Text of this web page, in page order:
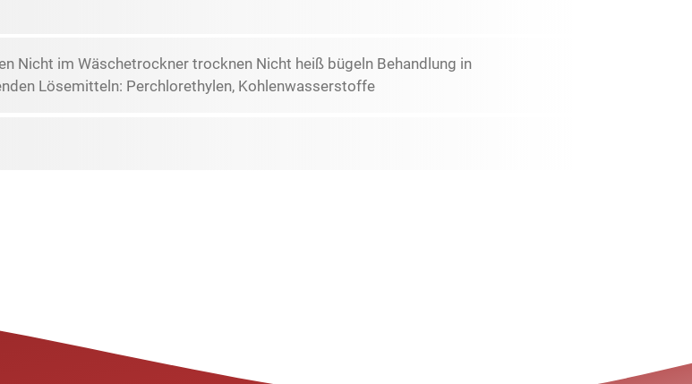
Nicht im Wäschetrockner trocknen Nicht heiß bügeln Behandlung in
Lösemitteln: Perchlorethylen, Kohlenwasserstoffe